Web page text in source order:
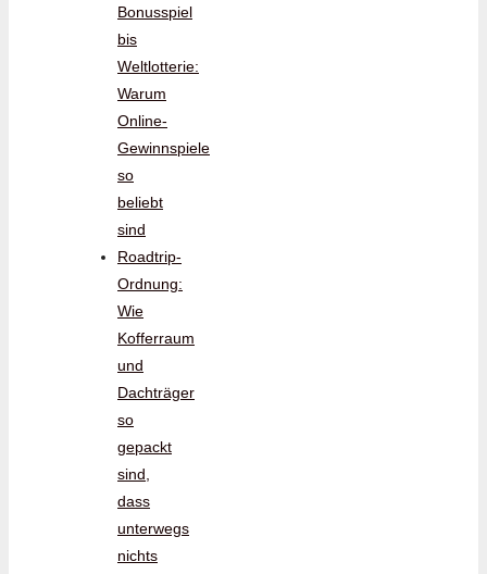
Bonusspiel
bis
Weltlotterie:
Warum
Online-
Gewinnspiele
so
beliebt
sind
Roadtrip-
Ordnung:
Wie
Kofferraum
und
Dachträger
so
gepackt
sind,
dass
unterwegs
nichts